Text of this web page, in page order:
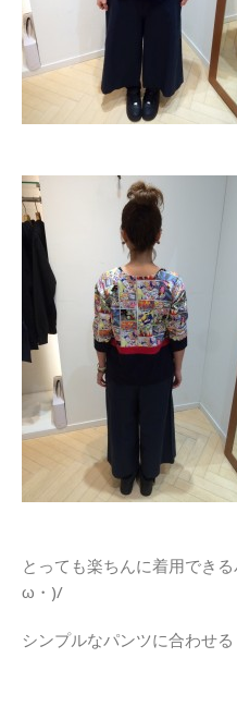
とっても楽ちんに着用でき
ω・)/
シンプルなパンツに合わせ